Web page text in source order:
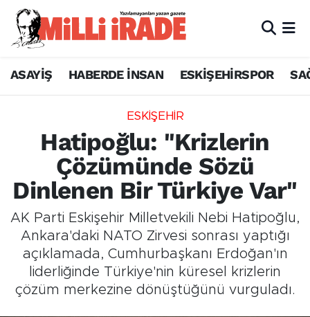
ASAYİŞ HABERDE İNSAN ESKİŞEHİRSPOR
ESKİŞEHİR
Hatipoğlu: "Krizlerin
Çözümünde Sözü
Dinlenen Bir Türkiye Var"
AK Parti Eskişehir Milletvekili Nebi Hatipoğlu,
Ankara'daki NATO Zirvesi sonrası yaptığı
açıklamada, Cumhurbaşkanı Erdoğan'ın
liderliğinde Türkiye'nin küresel krizlerin
çözüm merkezine dönüştüğünü vurguladı.